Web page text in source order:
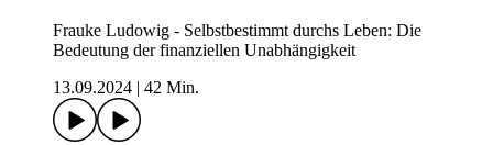
Frauke Ludowig - Selbstbestimmt durchs Leben: Die
Bedeutung der finanziellen Unabhängigkeit
13.09.2024
42 Min.